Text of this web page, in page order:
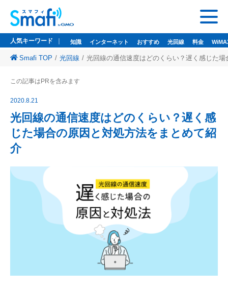
人気キーワード
監修者一覧
Smafi WiMAX
GMOとくとくBB
Wi-Fi（WiMAX）レンタル
人気キーワード 知識 インターネット おすすめ 光回線 料金
Smafi TOP 光回線 光回線の通信速度はどのくらい？遅く感じた
この記事はPRを含みます
2020.8.21
光回線の通信速度はどのくらい？遅く感
じた場合の原因と対処方法をまとめて紹
介